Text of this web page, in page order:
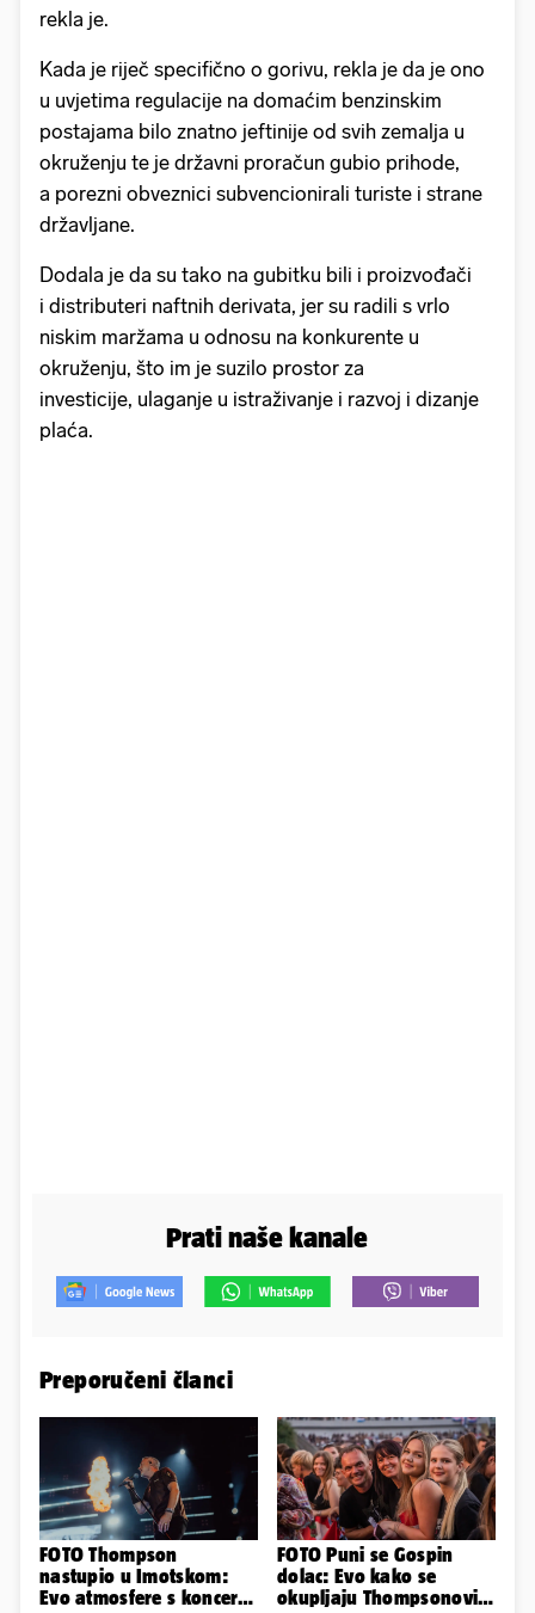
rekla je.
Kada je riječ specifično o gorivu, rekla je da je ono
u uvjetima regulacije na domaćim benzinskim
postajama bilo znatno jeftinije od svih zemalja u
okruženju te je državni proračun gubio prihode,
a porezni obveznici subvencionirali turiste i strane
državljane.
Dodala je da su tako na gubitku bili i proizvođači
i distributeri naftnih derivata, jer su radili s vrlo
niskim maržama u odnosu na konkurente u
okruženju, što im je suzilo prostor za
investicije, ulaganje u istraživanje i razvoj i dizanje
plaća.
Prati naše kanale
Preporučeni članci
FOTO Thompson
nastupio u Imotskom:
Evo atmosfere s koncerta
FOTO Puni se Gospin
dolac: Evo kako se
okupljaju Thompsonovi